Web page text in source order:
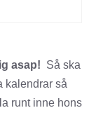
asap! Så ska
kalendrar så
runt inne hons